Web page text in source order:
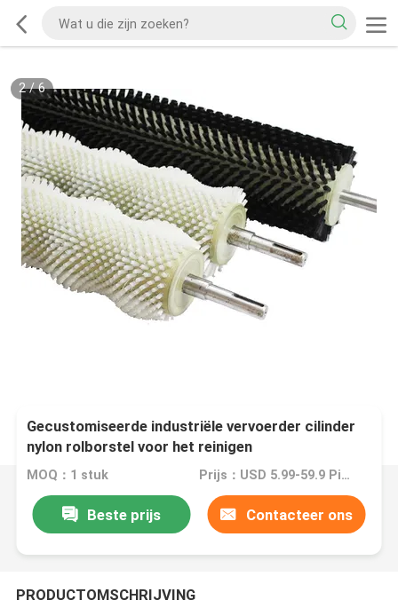
2/6
Gecustomiseerde industriële vervoerder cilinder
nylon rolborstel voor het reinigen
MOQ：1 stuk Prijs：USD 5.99-59.9 Piece
Beste prijs Contacteer ons
PRODUCTOMSCHRIJVING